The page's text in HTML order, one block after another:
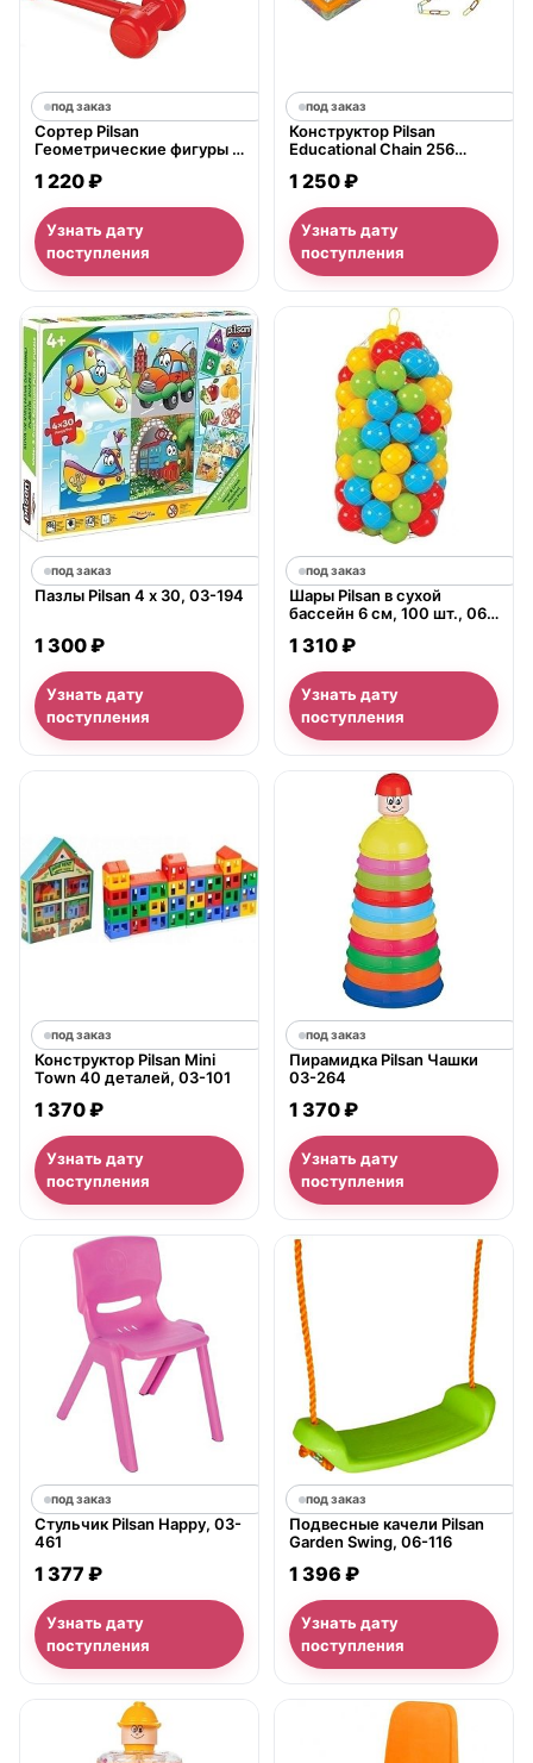
под заказ
Сортер Pilsan
Геометрические фигуры с
1 220 ₽
Узнать дату
поступления
под заказ
Конструктор Pilsan
Educational Chain 256
1 250 ₽
Узнать дату
поступления
под заказ
Пазлы Pilsan 4 х 30, 03-194
1 300 ₽
Узнать дату
поступления
под заказ
Шары Pilsan в сухой
бассейн 6 см, 100 шт., 06-
1 310 ₽
Узнать дату
поступления
под заказ
Конструктор Pilsan Mini
Town 40 деталей, 03-101
1 370 ₽
Узнать дату
поступления
под заказ
Пирамидка Pilsan Чашки
03-264
1 370 ₽
Узнать дату
поступления
под заказ
Стульчик Pilsan Happy, 03-
461
1 377 ₽
Узнать дату
поступления
под заказ
Подвесные качели Pilsan
Garden Swing, 06-116
1 396 ₽
Узнать дату
поступления